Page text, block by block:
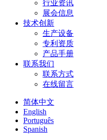
行业资讯
展会信息
技术创新
生产设备
专利资质
产品手册
联系我们
联系方式
在线留言
简体中文
English
Português
Spanish